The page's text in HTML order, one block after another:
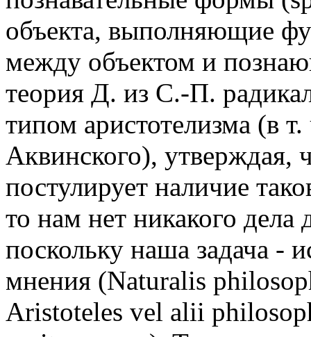
объекта, выполняющие
между объектом и
теория Д. из С.-П.
типом аристотелизма (в
Аквинского), утверждая,
постулирует наличие
то нам нет никакого дела
поскольку наша задача -
мнения (Naturalis
Aristoteles vel alii